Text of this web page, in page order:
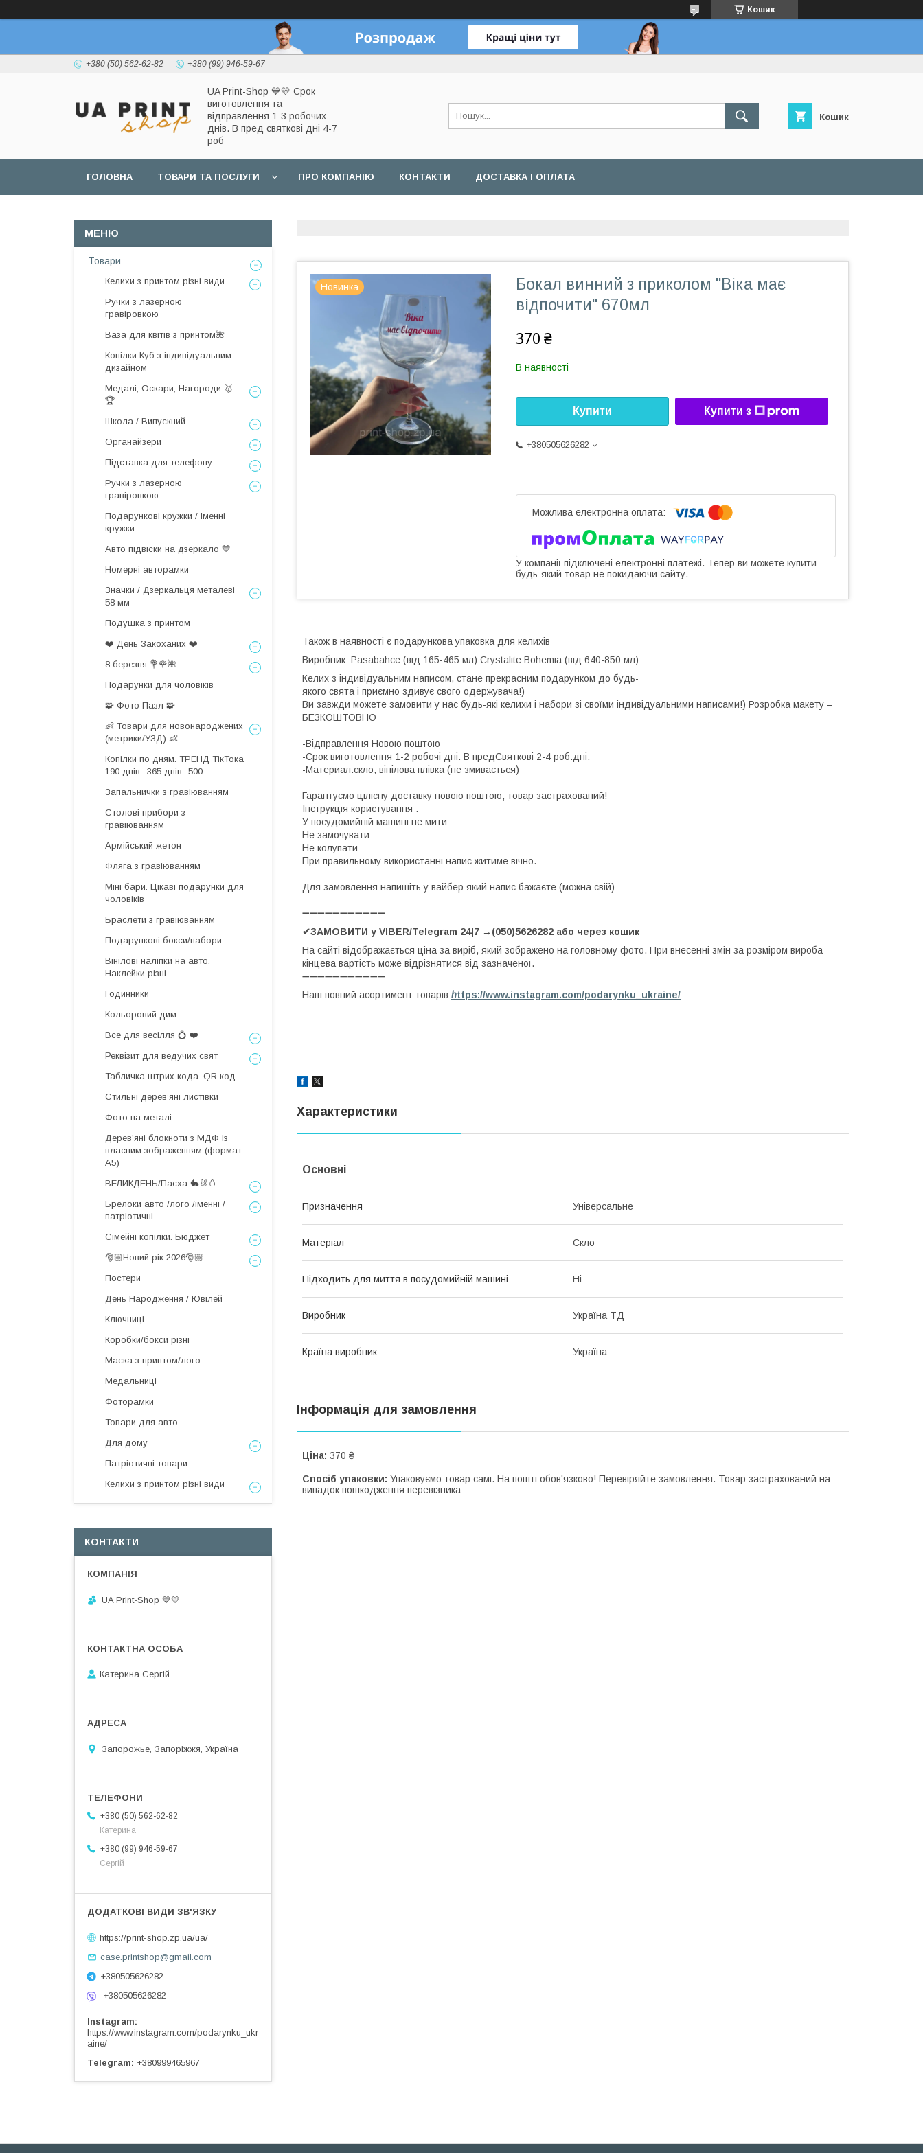
Кошик
+380 (50) 562-62-82 +380 (99) 946-59-67
UA Print-Shop ​💙💛 Срок
виготовлення та
відправлення 1-3 робочих
днів. В пред святкові дні 4-7
роб
Кошик
ГОЛОВНА ТОВАРИ ТА ПОСЛУГИ ПРО КОМПАНІЮ КОНТАКТИ ДОСТАВКА І ОПЛАТА
Новинка
Бокал винний з приколом "Віка має
відпочити" 670мл
370 ₴
В наявності
Купити Купити з
+380505626282
У компанії підключені електронні платежі. Тепер ви можете купити
будь-який товар не покидаючи сайту.
Також в наявності є подарункова упаковка для келихів
Виробник Pasabahce (від 165-465 мл) Crystalite Bohemia (від 640-850 мл)
Келих з індивідуальним написом, стане прекрасним подарунком до будь-
якого свята і приємно здивує свого одержувача!)
Ви завжди можете замовити у нас будь-які келихи і набори зі своїми індивідуальними написами!) Розробка макету –
БЕЗКОШТОВНО
-Відправлення Новою поштою
-Срок виготовлення 1-2 робочі дні. В предСвяткові 2-4 роб.дні.
-Материал:скло, вінілова плівка (не змивається)
Гарантуємо цілісну доставку новою поштою, товар застрахований!
Інструкція користування :
У посудомийній машині не мити
Не замочувати
Не колупати
При правильному використанні напис житиме вічно.
Для замовлення напишіть у вайбер який напис бажаєте (можна свій)
➖➖➖➖➖➖➖➖➖➖➖
✔ЗАМОВИТИ у VIBER/Telegram 24|7 →(050)5626282 або через кошик
На сайті відображається ціна за виріб, який зображено на головному фото. При внесенні змін за розміром вироба
кінцева вартість може відрізнятися від зазначеної.
➖➖➖➖➖➖➖➖➖➖➖
Наш повний асортимент товарів https://www.instagram.com/podarynku_ukraine/
Характеристики
Основні
Призначення Універсальне
Матеріал Скло
Підходить для миття в посудомийній машині Ні
Виробник Україна ТД
Країна виробник Україна
Інформація для замовлення
Ціна: 370 ₴
Спосіб упаковки: Упаковуємо товар самі. На пошті обов'язково! Перевіряйте замовлення. Товар застрахований на
випадок пошкодження перевізника
Товари
Келихи з принтом різні види
Ручки з лазерною
гравіровкою
Ваза для квітів з принтом🌺
Копілки Куб з індивідуальним
дизайном
Медалі, Оскари, Нагороди 🥇
🏆
Школа / Випускний
Органайзери
Підставка для телефону
Ручки з лазерною
гравіровкою
Подарункові кружки / Іменні
кружки
Авто підвіски на дзеркало 💙
Номерні авторамки
Значки / Дзеркальця металеві
58 мм
Подушка з принтом
❤️ День Закоханих ❤️
8 березня 💐🌹🌺
Подарунки для чоловіків
🧩 Фото Пазл 🧩
👶 Товари для новонароджених
(метрики/УЗД) 👶
Копілки по дням. ТРЕНД ТікТока
190 днів.. 365 днів...500..
Запальнички з гравіюванням
Столові прибори з
гравіюванням
Армійський жетон
Фляга з гравіюванням
Міні бари. Цікаві подарунки для
чоловіків
Браслети з гравіюванням
Подарункові бокси/набори
Вінілові наліпки на авто.
Наклейки різні
Годинники
Кольоровий дим
Все для весілля 💍 ❤️
Реквізит для ведучих свят
Табличка штрих кода. QR код
Стильні деревʼяні листівки
Фото на металі
Дерев’яні блокноти з МДФ із
власним зображенням (формат
А5)
ВЕЛИКДЕНЬ/Пасха 🐇🐰🥚
Брелоки авто /лого /іменні /
патріотичні
Сімейні копілки. Бюджет
🎅🏼Новий рік 2026🎅🏼
Постери
День Народження / Ювілей
Ключниці
Коробки/бокси різні
Маска з принтом/лого
Медальниці
Фоторамки
Товари для авто
Для дому
Патріотичні товари
Келихи з принтом різні види
КОНТАКТИ
UA Print-Shop ​💙💛
Катерина Сергій
Запорожье, Запоріжжя, Україна
+380 (50) 562-62-82
Катерина
+380 (99) 946-59-67
Сергій
https://print-shop.zp.ua/ua/
case.printshop@gmail.com
+380505626282
+380505626282
Instagram
https://www.instagram.com/podarynku_ukr
aine/
Telegram
+380999465967